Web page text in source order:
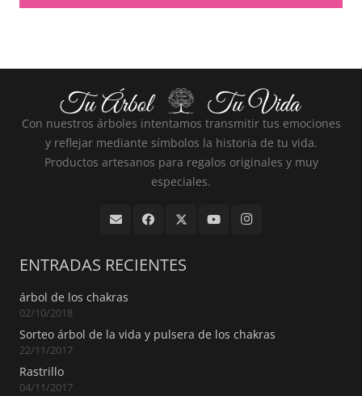
Con nuestros árboles intentamos transmitir tus emociones
y reflejar mediante símbolos la historia de tu vida.
Productos artesanos para regalos originales y muy
especiales.
ENTRADAS RECIENTES
árbol de los chakras
02/10/2018
Sorteo árbol de la vida y pulsera de los chakras
22/11/2017
Rastrillo
04/11/2017